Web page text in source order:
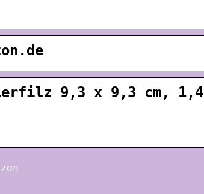
9,3 x 9,3 cm, 1,4